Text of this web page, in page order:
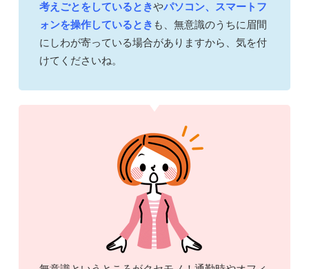
考えごとをしているときやパソコン、スマートフ
ォンを操作しているとき も、無意識のうちに眉間
にしわが寄っている場合がありますから、気を付
けてくださいね。